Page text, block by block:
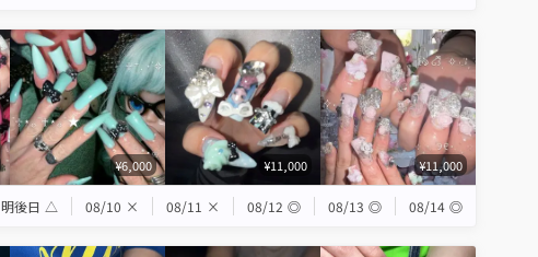
¥6,000 ¥11,000 ¥11,000
明後日 △ 08/10 × 08/11 × 08/12 ◎ 08/13 ◎ 08/14 ◎